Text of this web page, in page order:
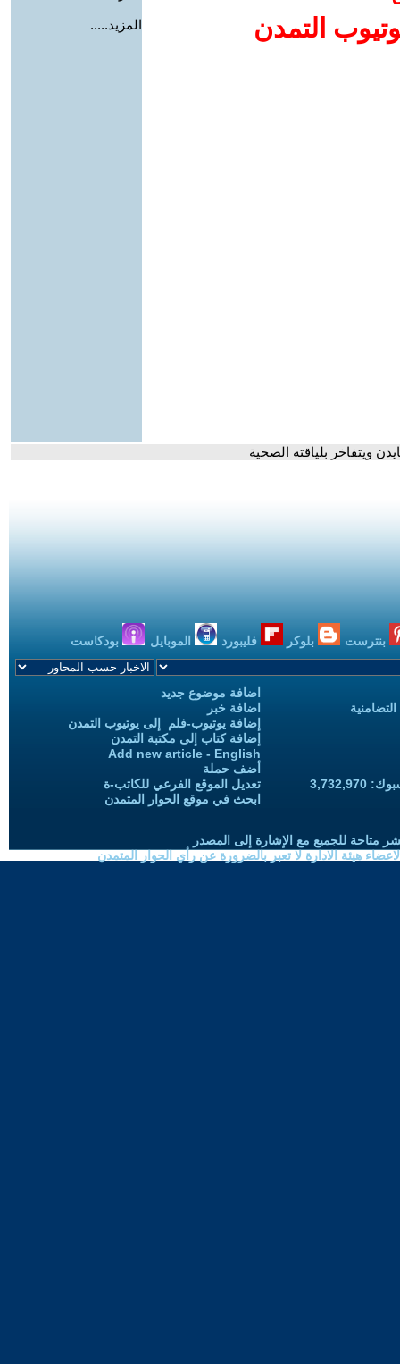
التمدن
المزيد.....
ويتفاخر بلياقته الصحية
بنترست بلوكر فليبورد الموبايل بودكاست
اضافة موضوع جديد
اضافة خبر
إضافة يوتيوب-فلم إلى يوتيوب التمدن
إضافة كتاب إلى مكتبة التمدن
Add new article - English
أضف حملة
تعديل الموقع الفرعي للكاتب-ة
ابحث في موقع الحوار المتمدن
متاحة للجميع مع الإشارة إلى المصدر
هيئة الادارة لا تعبر بالضرورة عن رأي الحوار المتمدن